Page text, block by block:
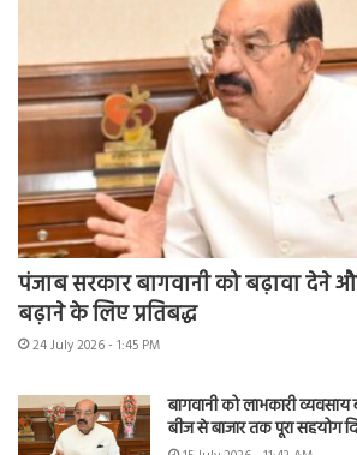
पंजाब सरकार बागवानी को बढ़ावा देने
बढ़ाने के लिए प्रतिबद्ध
24 July 2026 - 1:45 PM
बागवानी को लाभकारी
बीज से बाजार तक पूरा सहयोग